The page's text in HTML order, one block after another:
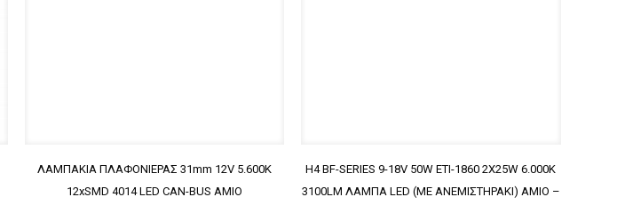
ΛΑΜΠΑΚΙΑ ΠΛΑΦΟΝΙΕΡΑΣ 31mm 12V 5.600K
12xSMD 4014 LED CAN-BUS AMIO
H4 BF-SERIES 9-18V 50W ETI-1860 2X25W 6.000K
3100LM ΛΑΜΠΑ LED (ΜΕ ΑΝΕΜΙΣΤΗΡΑΚΙ) AMIO –